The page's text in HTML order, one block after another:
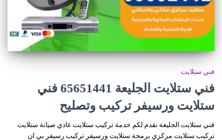
فني ستلايت
فني ستلايت الجليعة 65651441 فني
ستلايت ورسيفر تركيب وتصليح
فني ستلايت الجليعة نقدم لكم خدمة تركيب ستلايت عادي صيانة ستلايت
تركيب ستلايت مركزي برمجة ستلايت ورسيفر تركيب رسيفر بي ان